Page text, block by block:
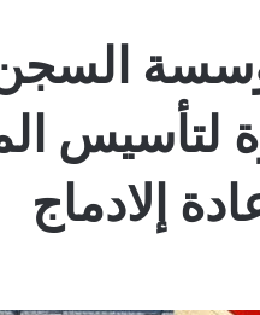
لتأسيس
إلادماج